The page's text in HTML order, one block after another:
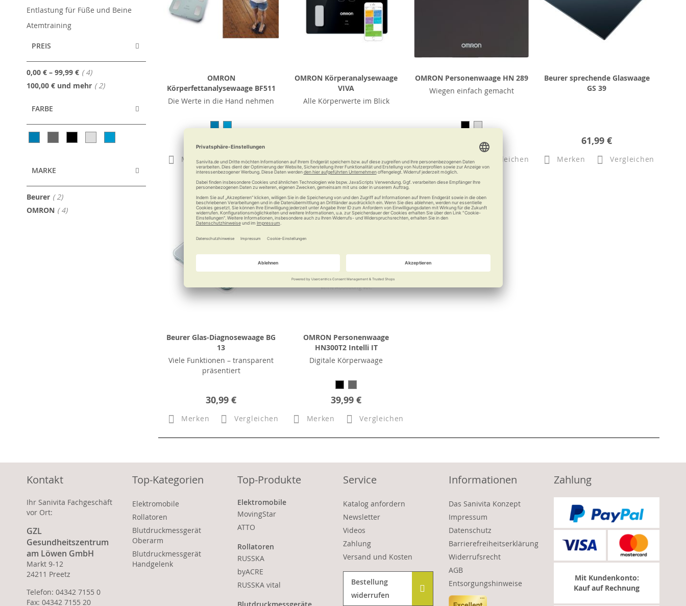
OMRON
Körperfettanalysewaage BF511
Die Werte in die Hand nehmen
Merken Vergleichen
OMRON Körperanalysewaage
VIVA
Alle Körperwerte im Blick
Merken Vergleichen
OMRON Personenwaage HN 289
Wiegen einfach gemacht
24,50 €
Merken Vergleichen
Beurer sprechende Glaswaage
GS 39
61,99 €
Merken Vergleichen
Beurer Glas-Diagnosewaage BG
13
Viele Funktionen – transparent
präsentiert
30,99 €
Merken Vergleichen
OMRON Personenwaage
HN300T2 Intelli IT
Digitale Körperwaage
39,99 €
Merken Vergleichen
Entlastung für Füße und Beine
Atemtraining
PREIS
0,00 € – 99,99 € 4Artikel
100,00 € und mehr 2Artikel
FARBE
MARKE
Beurer 2Artikel
OMRON 4Artikel
Kontakt
Ihr Sanivita Fachgeschäft
vor Ort:
GZL
Gesundheitszentrum
am Löwen GmbH
Markt 9-12
24211 Preetz
Telefon: 04342 7155 0
Fax: 04342 7155 20
Top-Kategorien
Elektromobile
Rollatoren
Blutdruckmessgerät
Oberarm
Blutdruckmessgerät
Handgelenk
Top-Produkte
Elektromobile
MovingStar
ATTO
Rollatoren
RUSSKA
byACRE
RUSSKA vital
Service
Katalog anfordern
Newsletter
Videos
Zahlung
Versand und Kosten
Bestellung
widerrufen
Informationen
Das Sanivita Konzept
Impressum
Datenschutz
Barrierefreiheitserklärung
Widerrufsrecht
AGB
Entsorgungshinweise
Zahlung
Mit Kundenkonto:
Kauf auf Rechnung